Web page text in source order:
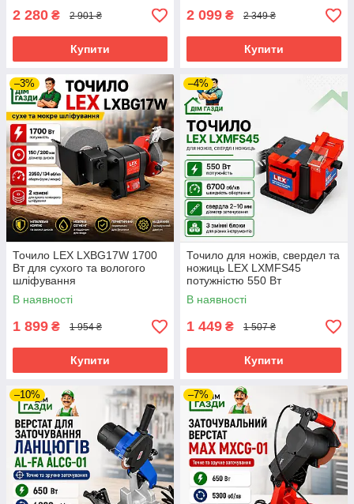
2 280 ₴ 2 901 ₴
Купити
2 099 ₴ 2 349 ₴
Купити
–3%
Точило LEX LXBG17W 1700
Вт для сухого та вологого
шліфування
В наявності
1 899 ₴ 1 954 ₴
Купити
–4%
Точило для ножів, свердел та
ножиць LEX LXMFS45
потужністю 550 Вт
В наявності
1 449 ₴ 1 507 ₴
Купити
–10% –7%